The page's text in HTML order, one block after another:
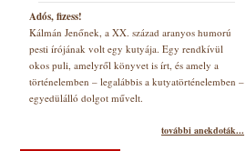
Adós, fizess!
Kálmán Jenőnek, a XX. század aranyos humorú
pesti írójának volt egy kutyája. Egy rendkívül
okos puli, amelyről könyvet is írt, és amely a
történelemben – legalábbis a kutyatörténelemben –
egyedülálló dolgot művelt.
további anekdoták...